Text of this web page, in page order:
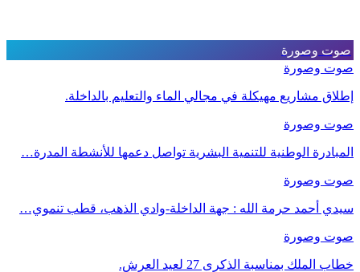
صوت وصورة
صوت وصورة
إطلاق مشاريع مهيكلة في مجالي الماء والتعليم بالداخلة.
صوت وصورة
المبادرة الوطنية للتنمية البشرية تواصل دعمها للأنشطة المدرة…
صوت وصورة
سيدي أحمد حرمة الله : جهة الداخلة-وادي الذهب، قطب تنموي…
صوت وصورة
خطاب الملك بمناسبة الذكرى 27 لعيد العرش.